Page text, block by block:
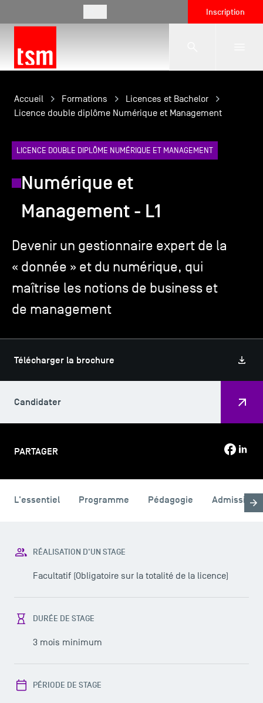
Inscription
L'école
Formations
Vie étudiante
Entreprises
International
TSM-Research
TSM Doctoral Programme
Alumni
PARTAGER
Accueil Formations
Licences et Bachelor
Licence double diplôme Numérique et Management
LICENCE DOUBLE DIPLÔME NUMÉRIQUE ET MANAGEMENT
Numérique et
Management - L1
Devenir un gestionnaire expert de la
« donnée » et du numérique, qui
maîtrise les notions de business et
de management
Télécharger la brochure
Candidater
L'essentiel Programme Pédagogie Admission
RÉALISATION D'UN STAGE
Facultatif (Obligatoire sur la totalité de la licence)
DURÉE DE STAGE
3 mois minimum
PÉRIODE DE STAGE